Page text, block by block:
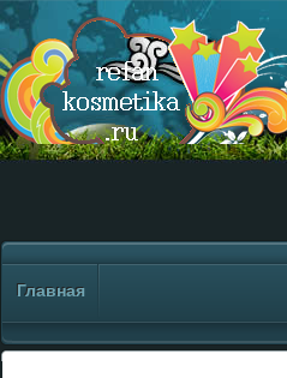
Главная